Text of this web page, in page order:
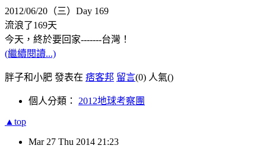
2012/06/20（三）Day 169
流浪了169天
今天，終於要回家-------台灣！
(繼續閱讀...)
胖子和小肥 發表在 痞客邦 留言(0) 人氣()
個人分類： 2012地球考察團
▲top
Mar 27 Thu 2014 21:23